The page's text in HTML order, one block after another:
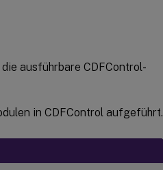
ausführbare CDFControl-
in CDFControl aufgeführt.